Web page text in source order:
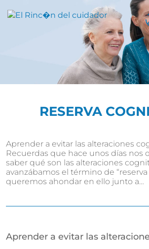
RESERVA
Aprender a evitar las alteraciones
Recuerdas que hace unos días nos
saber qué son las alteraciones
avanzábamos el término de
queremos ahondar en ello junto a…
Aprender a evitar las